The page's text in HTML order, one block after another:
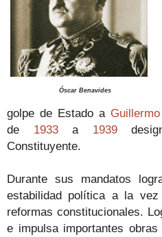
Óscar Benavides
golpe de Estado a
de 1933a 1939
Constituyente.
Durante sus mandatos
estabilidad política a la vez
reformas constitucionales.
e impulsa importantes